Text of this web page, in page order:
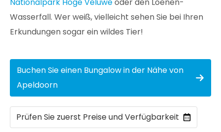
Wasserfall. Wer weiß, vielleicht sehen Sie bei Ihren
Erkundungen sogar ein wildes Tier!
Buchen Sie einen Bungalow in der Nähe von
Apeldoorn
Prüfen Sie zuerst Preise und Verfügbarkeit